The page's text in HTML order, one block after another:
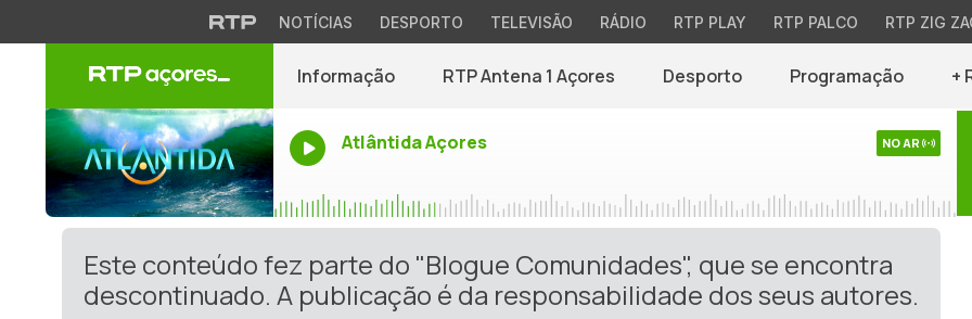
NOTÍCIAS DESPORTO TELEVISÃO RÁDIO RTP PLAY RTP PALCO RTP ZIG
Informação RTP Antena 1 Açores Desporto Programação +
Atlântida Açores NO AR
Este conteúdo fez parte do "Blogue Comunidades", que se encontra
descontinuado. A publicação é da responsabilidade dos seus autores.